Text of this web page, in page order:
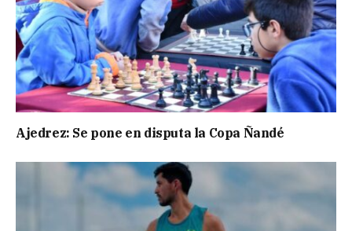
Ajedrez: Se pone en disputa la Copa Ñandé